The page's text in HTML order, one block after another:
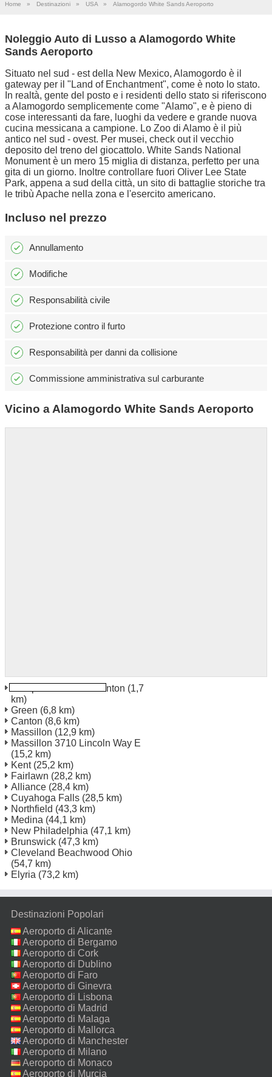
Home » Destinazioni » USA » Alamogordo White Sands Aeroporto
Noleggio Auto di Lusso a Alamogordo White
Sands Aeroporto
Situato nel sud - est della New Mexico, Alamogordo è il
gateway per il "Land of Enchantment", come è noto lo stato.
In realtà, gente del posto e i residenti dello stato si riferiscono
a Alamogordo semplicemente come "Alamo", e è pieno di
cose interessanti da fare, luoghi da vedere e grande nuova
cucina messicana a campione. Lo Zoo di Alamo è il più
antico nel sud - ovest. Per musei, check out il vecchio
deposito del treno del giocattolo. White Sands National
Monument è un mero 15 miglia di distanza, perfetto per una
gita di un giorno. Inoltre controllare fuori Oliver Lee State
Park, appena a sud della città, un sito di battaglie storiche tra
le tribù Apache nella zona e l'esercito americano.
Incluso nel prezzo
Annullamento
Modifiche
Responsabilità civile
Protezione contro il furto
Responsabilità per danni da collisione
Commissione amministrativa sul carburante
Vicino a Alamogordo White Sands Aeroporto
Aeroporto di Akron Canton (1,7
km)
Green (6,8 km)
Canton (8,6 km)
Massillon (12,9 km)
Massillon 3710 Lincoln Way E
(15,2 km)
Kent(25,2 km)
Fairlawn (28,2 km)
Alliance (28,4 km)
Cuyahoga Falls (28,5 km)
Northfield (43,3 km)
Medina (44,1 km)
New Philadelphia (47,1 km)
Brunswick (47,3 km)
Cleveland Beachwood Ohio
(54,7 km)
Elyria (73,2 km)
Destinazioni Popolari
Aeroporto di Alicante
Aeroporto di Bergamo
Aeroporto di Cork
Aeroporto di Dublino
Aeroporto di Faro
Aeroporto di Ginevra
Aeroporto di Lisbona
Aeroporto di Madrid
Aeroporto di Malaga
Aeroporto di Mallorca
Aeroporto di Manchester
Aeroporto di Milano
Malpensa
Aeroporto di Monaco
Aeroporto di Murcia